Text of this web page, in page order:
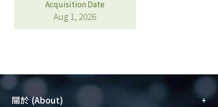
Acquisition Date
Aug 1, 2026
關於 (About) +